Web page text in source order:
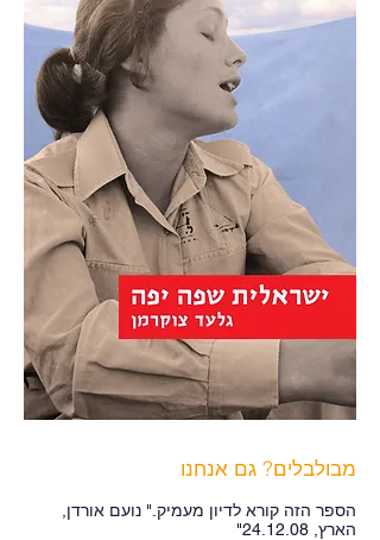
מבולבלים? גם אנחנו
הספר הזה קורא לדיון מעמיק." נועם אורדן,
הארץ, 24.12.08"